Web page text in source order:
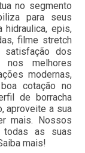
no segmento
para seus
epis,
filme stretch
satisfação dos
nos melhores
modernas,
cotação no
de borracha
aproveite a sua
mais. Nossos
todas as suas
mais!